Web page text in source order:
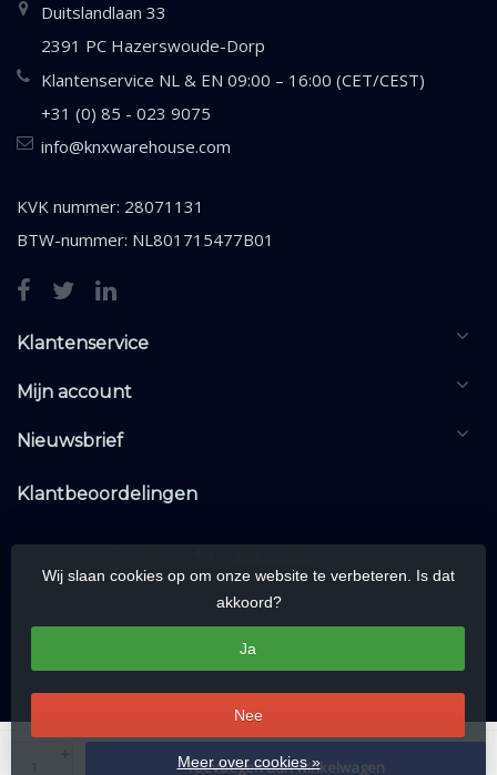
Toevoegen aan winkelwagen
Duitslandlaan 33
2391 PC Hazerswoude-Dorp
Klantenservice NL & EN 09:00 – 16:00 (CET/CEST)
+31 (0) 85 - 023 9075
info@knxwarehouse.com
KVK nummer: 28071131
BTW-nummer: NL801715477B01
Klantenservice
Mijn account
Nieuwsbrief
Klantbeoordelingen
Wij slaan cookies op om onze website te verbeteren. Is dat
akkoord?
Ja
Nee
Meer over cookies »